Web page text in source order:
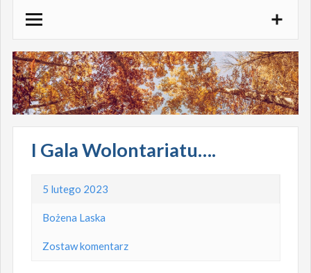
treści
I Gala Wolontariatu….
5 lutego 2023
Bożena Laska
Zostaw komentarz